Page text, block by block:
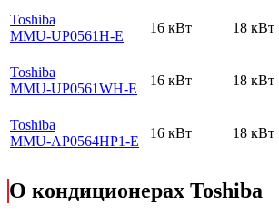
Toshiba
MMU-UP0561H-E
16 кВт 18 кВт
Toshiba
MMU-UP0561WH-E
16 кВт 18 кВт
Toshiba
MMU-AP0564HP1-E
16 кВт 18 кВт
О кондиционерах Toshiba